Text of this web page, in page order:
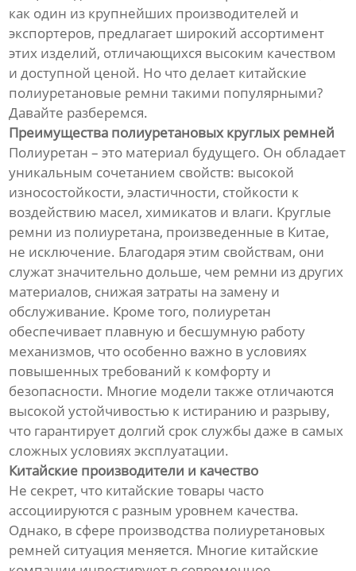
как один из крупнейших производителей и
экспортеров, предлагает широкий ассортимент
этих изделий, отличающихся высоким качеством
и доступной ценой. Но что делает китайские
полиуретановые ремни такими популярными?
Давайте разберемся.
Преимущества полиуретановых круглых ремней
Полиуретан – это материал будущего. Он обладает
уникальным сочетанием свойств: высокой
износостойкости, эластичности, стойкости к
воздействию масел, химикатов и влаги. Круглые
ремни из полиуретана, произведенные в Китае,
не исключение. Благодаря этим свойствам, они
служат значительно дольше, чем ремни из других
материалов, снижая затраты на замену и
обслуживание. Кроме того, полиуретан
обеспечивает плавную и бесшумную работу
механизмов, что особенно важно в условиях
повышенных требований к комфорту и
безопасности. Многие модели также отличаются
высокой устойчивостью к истиранию и разрыву,
что гарантирует долгий срок службы даже в самых
сложных условиях эксплуатации.
Китайские производители и качество
Не секрет, что китайские товары часто
ассоциируются с разным уровнем качества.
Однако, в сфере производства полиуретановых
ремней ситуация меняется. Многие китайские